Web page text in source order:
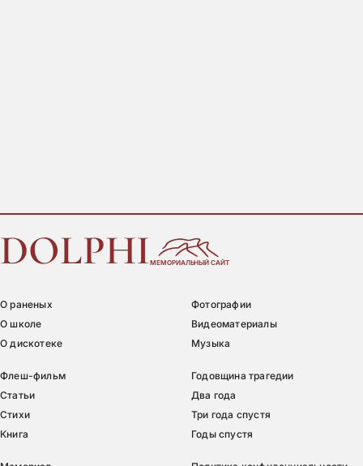
DOLPHIМЕМОРИАЛЬНЫЙ САЙТ
О раненых
О школе
О дискотеке
Фотографии
Видеоматериалы
Музыка
Флеш-фильм
Статьи
Стихи
Книга
Годовщина трагедии
Два года
Три года спустя
Годы спустя